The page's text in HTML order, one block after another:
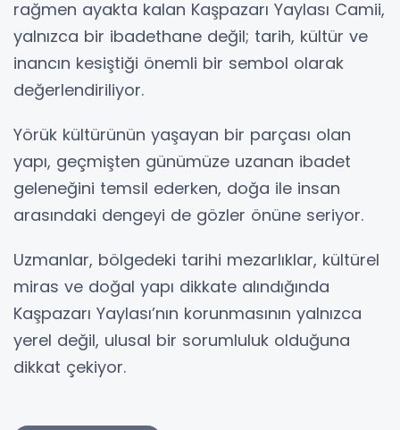
rağmen ayakta kalan Kaşpazarı Yaylası Camii,
yalnızca bir ibadethane değil; tarih, kültür ve
inancın kesiştiği önemli bir sembol olarak
değerlendiriliyor.
Yörük kültürünün yaşayan bir parçası olan
yapı, geçmişten günümüze uzanan ibadet
geleneğini temsil ederken, doğa ile insan
arasındaki dengeyi de gözler önüne seriyor.
Uzmanlar, bölgedeki tarihi mezarlıklar, kültürel
miras ve doğal yapı dikkate alındığında
Kaşpazarı Yaylası’nın korunmasının yalnızca
yerel değil, ulusal bir sorumluluk olduğuna
dikkat çekiyor.